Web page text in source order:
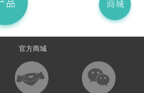
官方商城